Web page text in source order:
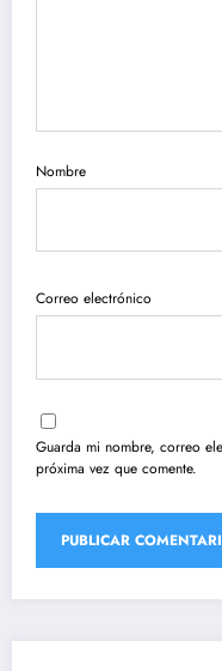
Nombre
Correo electrónico
Guarda mi nombre, correo
próxima vez que comente.